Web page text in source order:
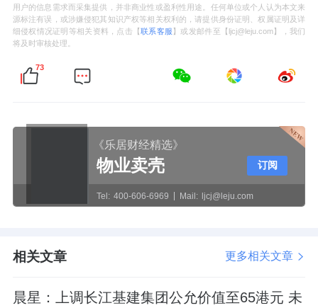
用户的信息需求而采集提供，并非商业性或盈利性用途。任何单位或个人认为本文来
源标注有误，或涉嫌侵犯其知识产权等相关权利的，请提供身份证明、权属证明及详
细侵权情况证明等相关资料，点击【联系客服 】或发邮件至【ljcj@leju.com】，我们
将及时审核处理。
73
《乐居财经精选》
物业卖壳
Tel: 400-606-6969 Mail: ljcj@leju.com
订阅
相关文章 更多相关文章
晨星：上调长江基建集团公允价值至65港元 未